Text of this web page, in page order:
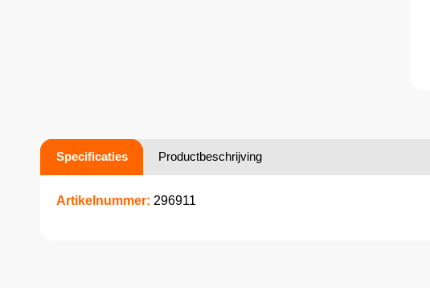
Specificaties Productbeschrijving
Artikelnummer: 296911